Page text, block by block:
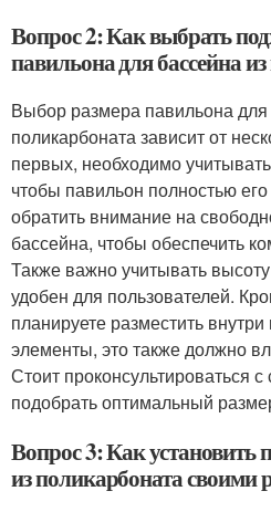
Вопрос 2: Как выбрать
павильона для бассейна
Выбор размера павильона для
поликарбоната зависит от
первых, необходимо
чтобы павильон полностью
обратить внимание на
бассейна, чтобы обеспечить
Также важно учитывать
удобен для пользователей.
планируете разместить
элементы, это также должно
Стоит проконсультироваться
подобрать оптимальный
Вопрос 3: Как установить
из поликарбоната своими